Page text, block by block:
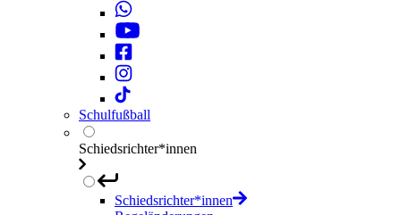
Schulfußball
Schiedsrichter*innen
Schiedsrichter*innen